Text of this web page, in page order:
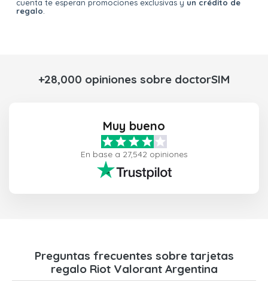
cuenta te esperan promociones exclusivas y un crédito de
regalo
+28,000 opiniones sobre doctorSIM
Muy bueno
En base a 27,542 opiniones
Preguntas frecuentes sobre tarjetas
regalo Riot Valorant Argentina